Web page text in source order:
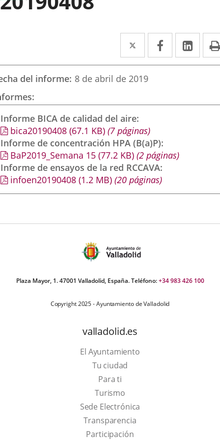
Twitter
Enlace
a
una
externa.
Facebook
Enlace
a
externa.
a
del informe 8 de abril de 2019
Informe BICA de calidad del aire
bica20190408 (67.1 KB) (7 páginas)
Informe de concentración HPA (B(a)P)
BaP2019_Semana 15 (77.2 KB) (2 páginas)
Informe de ensayos de la red RCCAVA
infoen20190408 (1.2 MB) (20 páginas)
Plaza Mayor, 1. 47001 Valladolid, España. Teléfono:+34 983 426 100
Copyright 2025 - Ayuntamiento de Valladolid
valladolid.es
El Ayuntamiento
Tu ciudad
Para ti
TurismoThis
link
will
open
Sede Electrónica
Transparencia
Participación